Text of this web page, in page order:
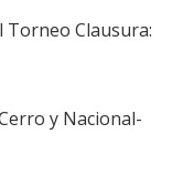
Torneo Clausura:
y Nacional-